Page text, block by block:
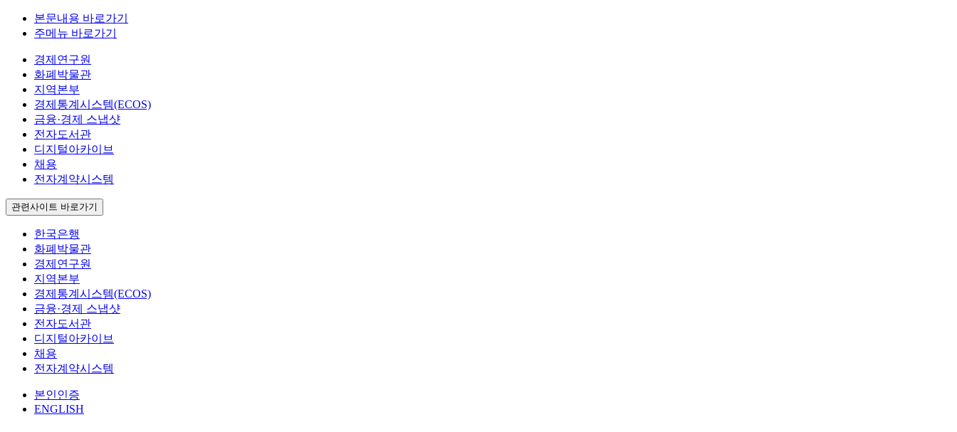
본문내용 바로가기
주메뉴 바로가기
경제연구원
화폐박물관
지역본부
경제통계시스템(ECOS)
금융·경제 스냅샷
전자도서관
디지털아카이브
채용
전자계약시스템
관련사이트 바로가기
한국은행
화폐박물관
경제연구원
지역본부
경제통계시스템(ECOS)
금융·경제 스냅샷
전자도서관
디지털아카이브
채용
전자계약시스템
본인인증
ENGLISH